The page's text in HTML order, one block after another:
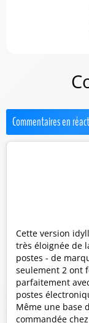
Commentaires en
Cette version
très éloignée de
postes - de
seulement 2 ont
parfaitement
postes
Même une base
commandée